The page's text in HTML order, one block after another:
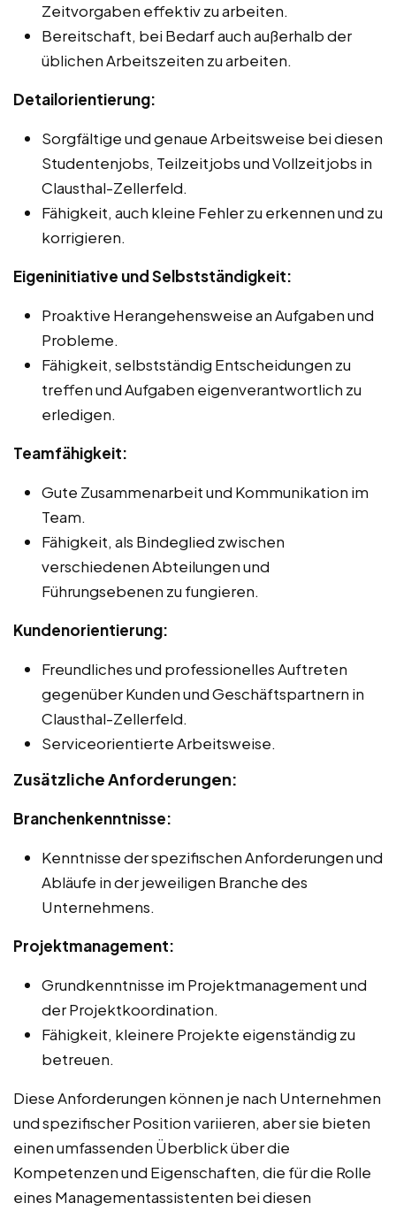
Zeitvorgaben effektiv zu arbeiten.
Bereitschaft, bei Bedarf auch außerhalb der
üblichen Arbeitszeiten zu arbeiten.
Detailorientierung:
Sorgfältige und genaue Arbeitsweise bei diesen
Studentenjobs, Teilzeitjobs und Vollzeitjobs in
Clausthal-Zellerfeld.
Fähigkeit, auch kleine Fehler zu erkennen und zu
korrigieren.
Eigeninitiative und Selbstständigkeit:
Proaktive Herangehensweise an Aufgaben und
Probleme.
Fähigkeit, selbstständig Entscheidungen zu
treffen und Aufgaben eigenverantwortlich zu
erledigen.
Teamfähigkeit:
Gute Zusammenarbeit und Kommunikation im
Team.
Fähigkeit, als Bindeglied zwischen
verschiedenen Abteilungen und
Führungsebenen zu fungieren.
Kundenorientierung:
Freundliches und professionelles Auftreten
gegenüber Kunden und Geschäftspartnern in
Clausthal-Zellerfeld.
Serviceorientierte Arbeitsweise.
Zusätzliche Anforderungen:
Branchenkenntnisse:
Kenntnisse der spezifischen Anforderungen und
Abläufe in der jeweiligen Branche des
Unternehmens.
Projektmanagement:
Grundkenntnisse im Projektmanagement und
der Projektkoordination.
Fähigkeit, kleinere Projekte eigenständig zu
betreuen.
Diese Anforderungen können je nach Unternehmen
und spezifischer Position variieren, aber sie bieten
einen umfassenden Überblick über die
Kompetenzen und Eigenschaften, die für die Rolle
eines Managementassistenten bei diesen